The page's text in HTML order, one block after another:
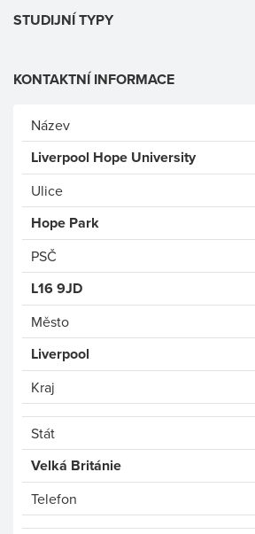
STUDIJNÍ TYPY
KONTAKTNÍ INFORMACE
Název
Liverpool Hope University
Ulice
Hope Park
PSČ
L16 9JD
Město
Liverpool
Kraj
Stát
Velká Británie
Telefon